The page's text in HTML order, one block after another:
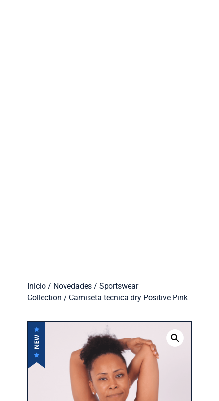
Inicio/ Novedades/ Sportswear
Collection / Camiseta técnica dry Positive Pink